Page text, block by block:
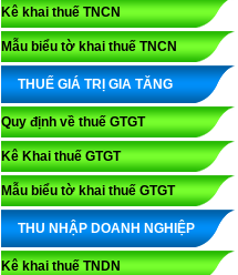
Kê khai thuế TNCN
Mẫu biểu tờ khai thuế TNCN
THUẾ GIÁ TRỊ GIA TĂNG
Quy định về thuế GTGT
Kê Khai thuế GTGT
Mẫu biểu tờ khai thuế GTGT
THU NHẬP DOANH NGHIỆP
Kê khai thuế TNDN